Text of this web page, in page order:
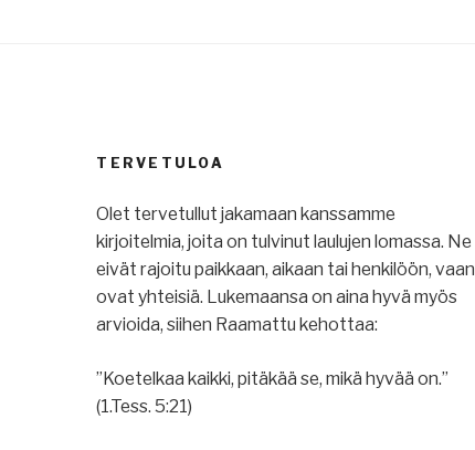
TERVETULOA
Olet tervetullut jakamaan kanssamme
kirjoitelmia, joita on tulvinut laulujen lomassa. Ne
eivät rajoitu paikkaan, aikaan tai henkilöön, vaan
ovat yhteisiä. Lukemaansa on aina hyvä myös
arvioida, siihen Raamattu kehottaa:
”Koetelkaa kaikki, pitäkää se, mikä hyvää on.”
(1.Tess. 5:21)